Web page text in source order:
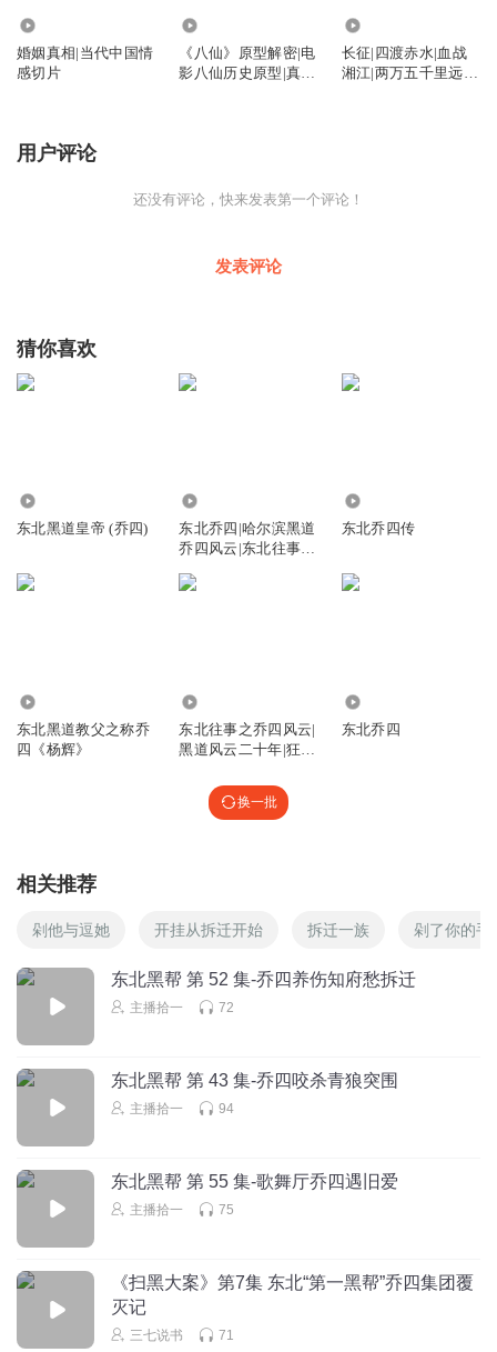
婚姻真相|当代中国情
感切片
《八仙》原型解密|电
影八仙历史原型|真实
长征|四渡赤水|血战
湘江|两万五千里远征
用户评论
还没有评论，快来发表第一个评论！
发表评论
猜你喜欢
东北黑道皇帝 (乔四)
东北乔四|哈尔滨黑道
乔四风云|东北往事|
东北乔四传
东北黑道教父之称乔
四《杨辉》
东北往事之乔四风云|
黑道风云二十年|狂飙
东北乔四
换一批
相关推荐
剁他与逗她 开挂从拆迁开始 拆迁一族 剁了你的手
东北黑帮 第 52 集-乔四养伤知府愁拆迁
主播拾一 72
东北黑帮 第 43 集-乔四咬杀青狼突围
主播拾一 94
东北黑帮 第 55 集-歌舞厅乔四遇旧爱
主播拾一 75
《扫黑大案》第7集 东北“第一黑帮”乔四集团覆
灭记
三七说书 71